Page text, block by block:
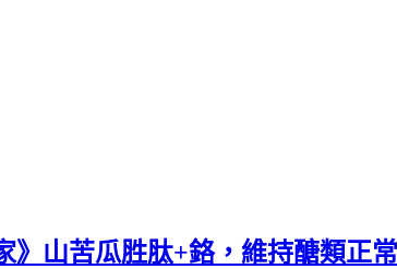
》山苦瓜胜肽+鉻，維持醣類正